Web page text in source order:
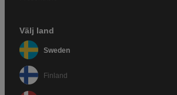
Välj land
Sweden
Finland